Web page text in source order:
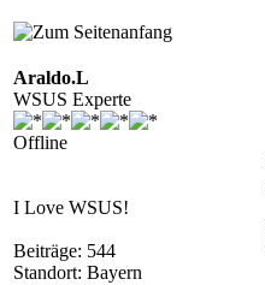
Araldo.L
WSUS Experte
Offline
I Love WSUS!
Beiträge: 544
Standort: Bayern